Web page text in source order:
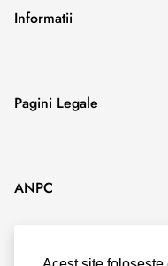
Informatii
Search
Pagini Legale
Termeni & Conditii
ANPC